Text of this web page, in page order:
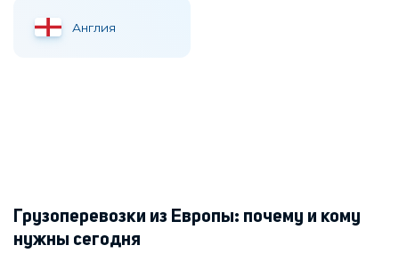
Англия
Грузоперевозки из Европы: почему и кому
нужны сегодня